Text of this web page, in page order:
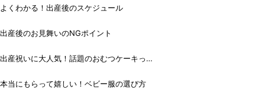
よくわかる！出産後のスケジュール
出産後のお見舞いのNGポイント
出産祝いに大人気！話題のおむつケーキっ
本当にもらって嬉しい！ベビー服の選び方